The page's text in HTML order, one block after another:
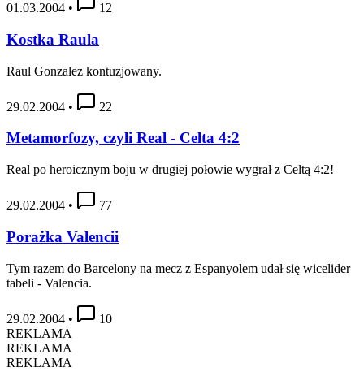
01.03.2004 • 12
Kostka Raula
Raul Gonzalez kontuzjowany.
29.02.2004 • 22
Metamorfozy, czyli Real - Celta 4:2
Real po heroicznym boju w drugiej połowie wygrał z Celtą 4:2!
29.02.2004 • 77
Porażka Valencii
Tym razem do Barcelony na mecz z Espanyolem udał się wicelider
tabeli - Valencia.
29.02.2004 •
10
REKLAMA
REKLAMA
REKLAMA